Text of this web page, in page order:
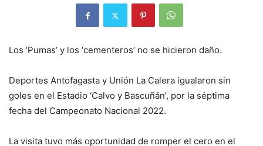
Los ‘Pumas’ y los ‘cementeros’ no se hicieron daño.
Deportes Antofagasta y Unión La Calera igualaron sin
goles en el Estadio ‘Calvo y Bascuñán’, por la séptima
fecha del Campeonato Nacional 2022.
La visita tuvo más oportunidad de romper el cero en el